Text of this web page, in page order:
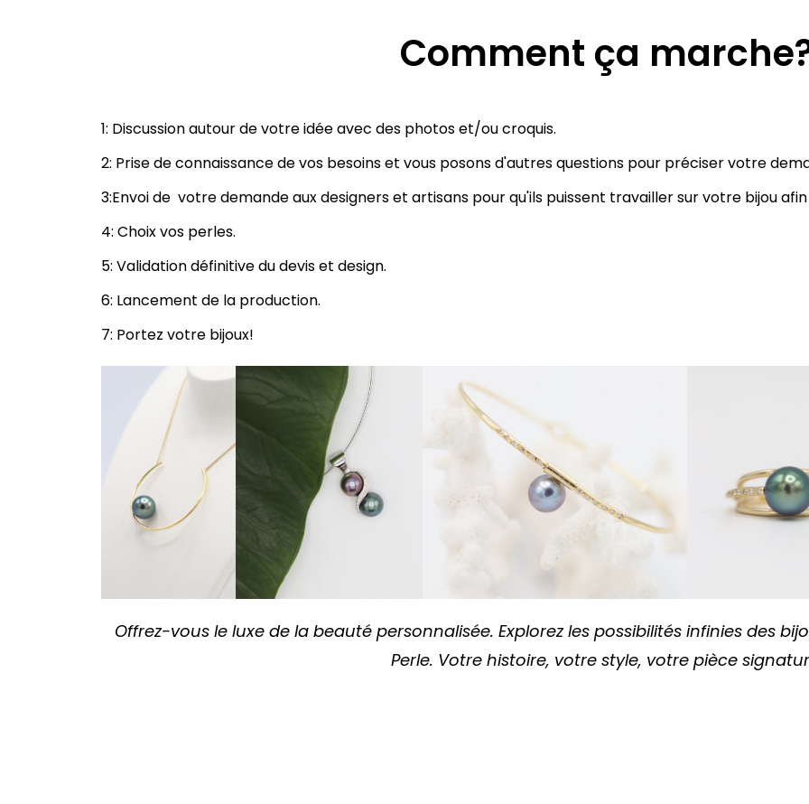
Comment ça
1: Discussion autour de votre idée avec des photos et/ou croquis.
2: Prise de connaissance de vos besoins et vous posons d'autres questions pour préciser votre
3:Envoi de votre demande aux designers et artisans pour qu'ils puissent travailler sur votre bijou
4: Choix vos perles.
5: Validation définitivedu devis et design.
6: Lancement de la production.
7: Portez votre bijoux!
Offrez-vous le luxe de la beauté personnalisée. Explorez les possibilités infinies des
Perle. Votre histoire, votre style, votre pièce